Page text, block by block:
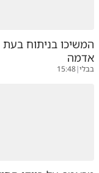
המשיכו בניתוח
אדמה
בבלי|
15:48